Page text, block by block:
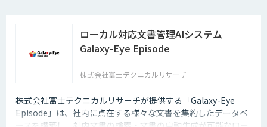
ローカル対応文書管理AIシステム
Galaxy-Eye Episode
株式会社富士テクニカルリサーチ
株式会社富士テクニカルリサーチが提供する「Galaxy-Eye
Episode」は、社内に点在する様々な文書を集約したデータベ